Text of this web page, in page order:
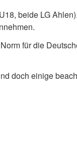
beide LG Ahlen).
für die
doch einige